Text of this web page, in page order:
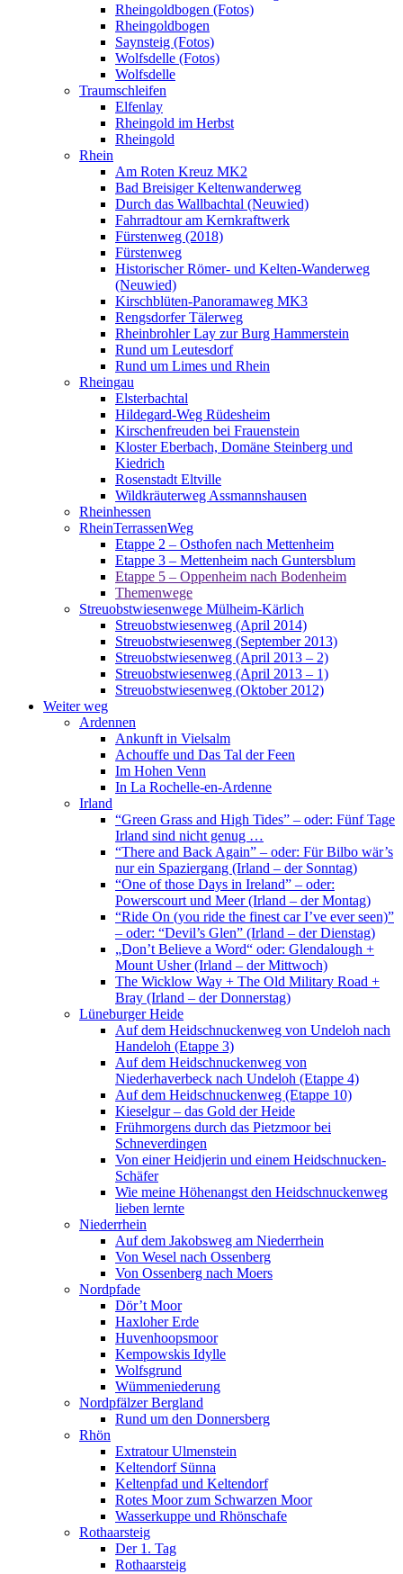
Rheingoldbogen (Fotos)
Rheingoldbogen
Saynsteig (Fotos)
Wolfsdelle (Fotos)
Wolfsdelle
Traumschleifen
Elfenlay
Rheingold im Herbst
Rheingold
Rhein
Am Roten Kreuz MK2
Bad Breisiger Keltenwanderweg
Durch das Wallbachtal (Neuwied)
Fahrradtour am Kernkraftwerk
Fürstenweg (2018)
Fürstenweg
Historischer Römer- und Kelten-Wanderweg
(Neuwied)
Kirschblüten-Panoramaweg MK3
Rengsdorfer Tälerweg
Rheinbrohler Lay zur Burg Hammerstein
Rund um Leutesdorf
Rund um Limes und Rhein
Rheingau
Elsterbachtal
Hildegard-Weg Rüdesheim
Kirschenfreuden bei Frauenstein
Kloster Eberbach, Domäne Steinberg und
Kiedrich
Rosenstadt Eltville
Wildkräuterweg Assmannshausen
Rheinhessen
RheinTerrassenWeg
Etappe 2 – Osthofen nach Mettenheim
Etappe 3 – Mettenheim nach Guntersblum
Etappe 5 – Oppenheim nach Bodenheim
Themenwege
Streuobstwiesenwege Mülheim-Kärlich
Streuobstwiesenweg (April 2014)
Streuobstwiesenweg (September 2013)
Streuobstwiesenweg (April 2013 – 2)
Streuobstwiesenweg (April 2013 – 1)
Streuobstwiesenweg (Oktober 2012)
Weiter weg
Ardennen
Ankunft in Vielsalm
Achouffe und Das Tal der Feen
Im Hohen Venn
In La Rochelle-en-Ardenne
Irland
“Green Grass and High Tides” – oder: Fünf Tage
Irland sind nicht genug …
“There and Back Again” – oder: Für Bilbo wär’s
nur ein Spaziergang (Irland – der Sonntag)
“One of those Days in Ireland” – oder:
Powerscourt und Meer (Irland – der Montag)
“Ride On (you ride the finest car I’ve ever seen)”
– oder: “Devil’s Glen” (Irland – der Dienstag)
„Don’t Believe a Word“ oder: Glendalough +
Mount Usher (Irland – der Mittwoch)
The Wicklow Way + The Old Military Road +
Bray (Irland – der Donnerstag)
Lüneburger Heide
Auf dem Heidschnuckenweg von Undeloh nach
Handeloh (Etappe 3)
Auf dem Heidschnuckenweg von
Niederhaverbeck nach Undeloh (Etappe 4)
Auf dem Heidschnuckenweg (Etappe 10)
Kieselgur – das Gold der Heide
Frühmorgens durch das Pietzmoor bei
Schneverdingen
Von einer Heidjerin und einem Heidschnucken-
Schäfer
Wie meine Höhenangst den Heidschnuckenweg
lieben lernte
Niederrhein
Auf dem Jakobsweg am Niederrhein
Von Wesel nach Ossenberg
Von Ossenberg nach Moers
Nordpfade
Dör’t Moor
Haxloher Erde
Huvenhoopsmoor
Kempowskis Idylle
Wolfsgrund
Wümmeniederung
Nordpfälzer Bergland
Rund um den Donnersberg
Rhön
Extratour Ulmenstein
Keltendorf Sünna
Keltenpfad und Keltendorf
Rotes Moor zum Schwarzen Moor
Wasserkuppe und Rhönschafe
Rothaarsteig
Der 1. Tag
Rothaarsteig